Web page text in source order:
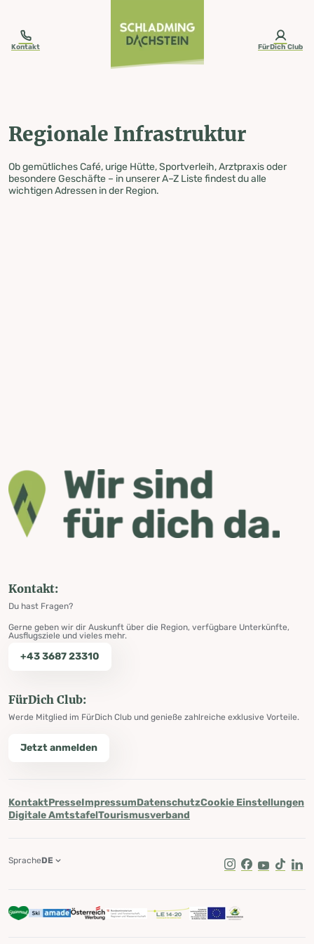
Kontakt FürDich Club
Regionale Infrastruktur
Ob gemütliches Café, urige Hütte, Sportverleih, Arztpraxis oder
besondere Geschäfte – in unserer A–Z Liste findest du alle
wichtigen Adressen in der Region.
Kontakt:
Du hast Fragen?
Gerne geben wir dir Auskunft über die Region, verfügbare Unterkünfte,
Ausflugsziele und vieles mehr.
+43 3687 23310
FürDich Club:
Werde Mitglied im FürDich Club und genieße zahlreiche exklusive Vorteile.
Jetzt anmelden
KontaktPresseImpressumDatenschutzCookie Einstellungen
Digitale AmtstafelTourismusverband
Instagram
Facebook
Youtube
Tik Tok
SpracheDE